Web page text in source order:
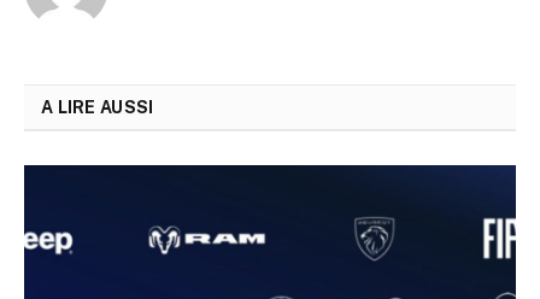
A LIRE AUSSI